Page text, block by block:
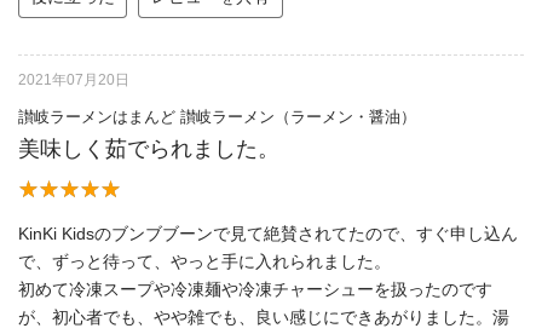
2021年07月20日
讃岐ラーメンはまんど 讃岐ラーメン（ラーメン・醤油）
美味しく茹でられました。
KinKi Kidsのブンブブーンで見て絶賛されてたので、すぐ申し込ん
で、ずっと待って、やっと手に入れられました。
初めて冷凍スープや冷凍麺や冷凍チャーシューを扱ったのです
が、初心者でも、やや雑でも、良い感じにできあがりました。湯